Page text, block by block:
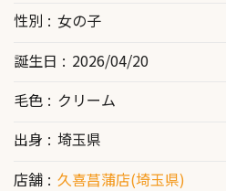
性別
女の子
誕生日
2026/04/20
毛色
クリーム
出身
埼玉県
店舗
久喜菖蒲店(埼玉県)